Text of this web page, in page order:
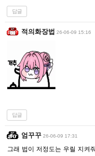
답글
적의화장법 26-06-09 15:16
답글
엄꾸꾸 26-06-09 17:31
그래 법이 저정도는 우릴 지켜